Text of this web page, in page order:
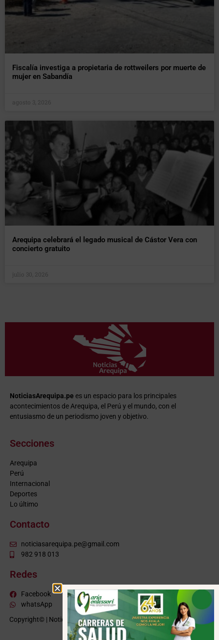
Fiscalía investiga a propietaria de rottweilers por muerte de
mujer en Sabandía
agosto 3, 2026
Arequipa celebrará el legado musical de Cástor Vera con
concierto gratuito
julio 30, 2026
NoticiasArequipa.pe es un espacio para los principales
acontecimientos de Arequipa, el Perú y el mundo, con el
entusiasmo de un periodismo joven y objetivo.
Secciones
Arequipa
Perú
Internacional
Deportes
Lo último
Contacto
noticiasarequipa.pe@gmail.com
982 918 013
Redes
Facebook
whatsApp
Copyright© | NoticiasArequipa.pe | Grupo HBA Noticias| Todos los
derechos reservados